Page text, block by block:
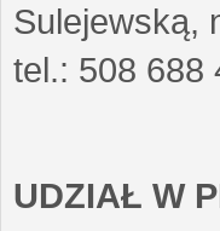
Sulejewską,
tel.: 508 688
UDZIAŁ W